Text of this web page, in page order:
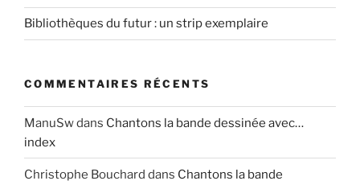
Bibliothèques du futur : un strip exemplaire
COMMENTAIRES RÉCENTS
ManuSwdans Chantons la bande dessinée avec…
index
Christophe Bouchard dans Chantons la bande